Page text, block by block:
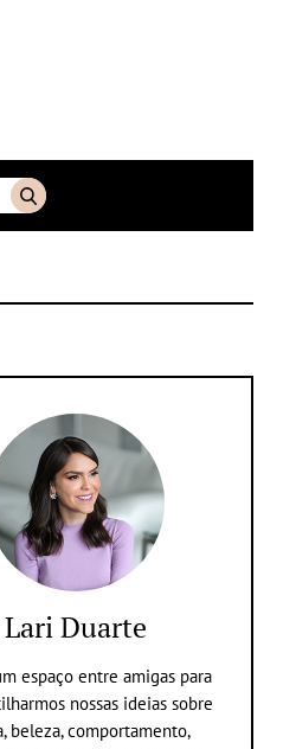
Lari Duarte
espaço entre amigas para
nossas ideias sobre
beleza, comportamento,